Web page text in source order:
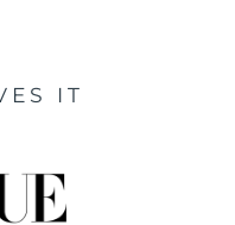
IT